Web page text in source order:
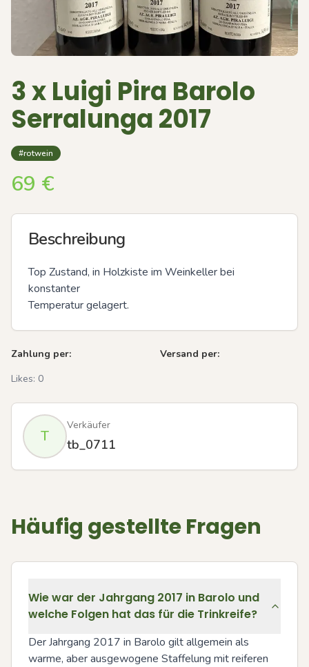
3 x Luigi Pira Barolo
Serralunga 2017
#rotwein
69 €
Beschreibung
Top Zustand, in Holzkiste im Weinkeller bei
konstanter
Temperatur gelagert.
Zahlung per:
Versand per:
Likes: 0
T
Verkäufer
tb_0711
Häufig gestellte Fragen
Wie war der Jahrgang 2017 in Barolo und
welche Folgen hat das für die Trinkreife?
Der Jahrgang 2017 in Barolo gilt allgemein als
warme, aber ausgewogene Staffelung mit reiferen